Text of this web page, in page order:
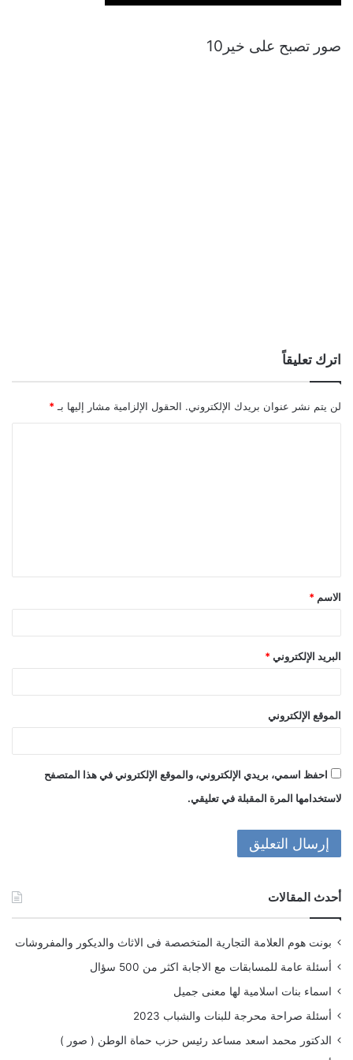
صور تصبح على خير10
اترك تعليقاً
لن يتم نشر عنوان بريدك الإلكتروني. الحقول الإلزامية مشار إليها بـ *
ق
*
الاسم *
البريد الإلكتروني *
الموقع الإلكتروني
احفظ اسمي، بريدي الإلكتروني، والموقع الإلكتروني في هذا المتصفح
لاستخدامها المرة المقبلة في تعليقي.
أحدث المقالات
بونت هوم العلامة التجارية المتخصصة فى الاثاث والديكور والمفروشات
أسئلة عامة للمسابقات مع الاجابة اكثر من 500 سؤال
اسماء بنات اسلامية لها معنى جميل
أسئلة صراحة محرجة للبنات والشباب 2023
الدكتور محمد اسعد مساعد رئيس حزب حماة الوطن ( صور )